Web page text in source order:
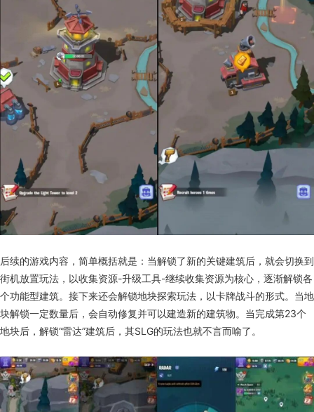
后续的游戏内容，简单概括就是：当解锁了新的关键建筑后，就会切换到
街机放置玩法，以收集资源-升级工具-继续收集资源为核心，逐渐解锁各
个功能型建筑。接下来还会解锁地块探索玩法，以卡牌战斗的形式。当地
块解锁一定数量后，会自动修复并可以建造新的建筑物。当完成第23个
地块后，解锁“雷达”建筑后，其SLG的玩法也就不言而喻了。